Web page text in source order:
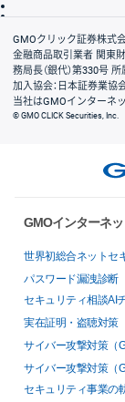
会社案内
GMOクリック証券株式
金融商品取引業者 関東
務局長（銀代）第330号
加入協会：日本証券業協
当社はGMOインターネ
© GMO CLICK Securities, Inc.
GMOインターネ
世界初総合ネットセ
パスワード漏洩診断
セキュリティ相談AI
実在証明・盗聴対策
サイバー攻撃対策（
サイバー攻撃対策（
セキュリティ事業の